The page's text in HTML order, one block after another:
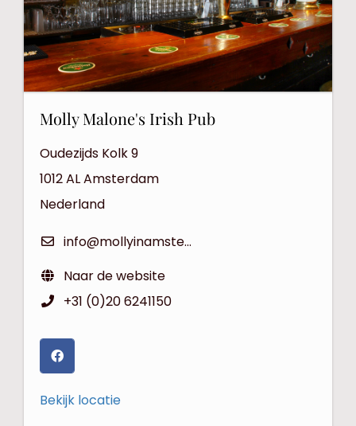
Molly Malone's Irish Pub
Oudezijds Kolk 9
1012 ALAmsterdam
Nederland
info@mollyinamsterdam.com
Naar de website
+31 (0)20 6241150
Bekijk locatie